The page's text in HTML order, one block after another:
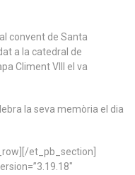
convent de Santa
a la catedral de
Climent VIII el va
la seva memòria el dia
et_pb_section]